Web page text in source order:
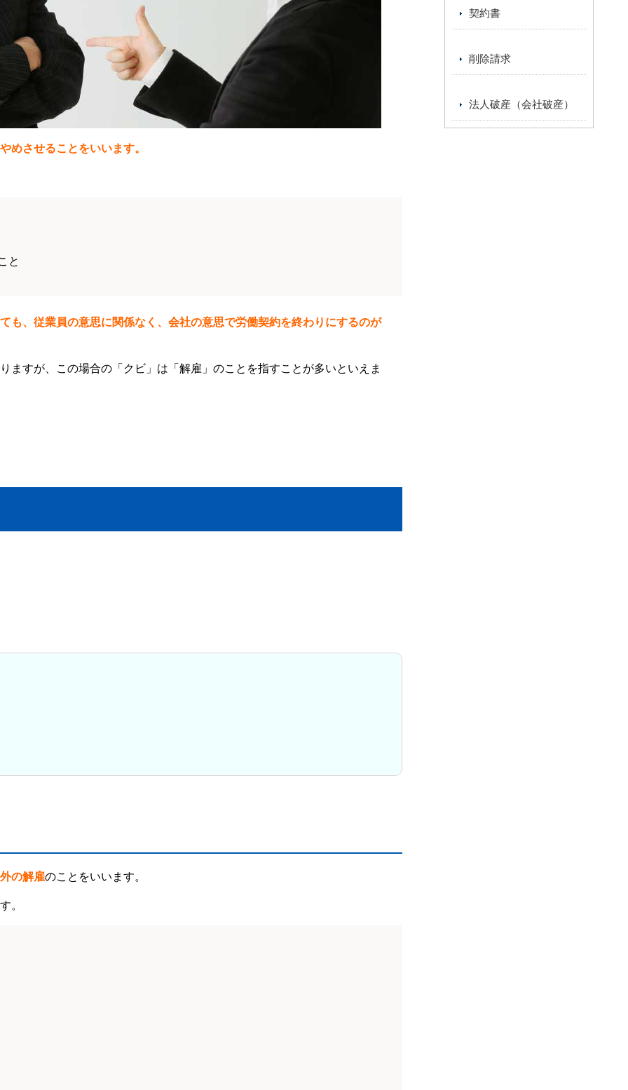
めさせることをいいます。
と
も、従業員の意思に関係なく、会社の意思で労働契約を終わりにするのが
ますが、この場合の「クビ」は「解雇」のことを指すことが多いといえま
の解雇のことをいいます。
。
契約書
削除請求
法人破産（会社破産）